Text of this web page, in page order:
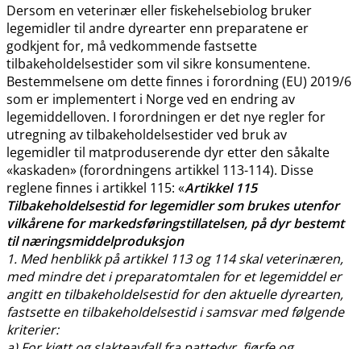
Dersom en veterinær eller fiskehelsebiolog bruker
legemidler til andre dyrearter enn preparatene er
godkjent for, må vedkommende fastsette
tilbakeholdelsestider som vil sikre konsumentene.
Bestemmelsene om dette finnes i forordning (EU) 2019/6
som er implementert i Norge ved en endring av
legemiddelloven. I forordningen er det nye regler for
utregning av tilbakeholdelsestider ved bruk av
legemidler til matproduserende dyr etter den såkalte
«kaskaden» (forordningens artikkel 113-114). Disse
reglene finnes i artikkel 115: «Artikkel 115
Tilbakeholdelsestid for legemidler som brukes utenfor
vilkårene for markedsføringstillatelsen, på dyr bestemt
til næringsmiddelproduksjon
1. Med henblikk på artikkel 113 og 114 skal veterinæren,
med mindre det i preparatomtalen for et legemiddel er
angitt en tilbakeholdelsestid for den aktuelle dyrearten,
fastsette en tilbakeholdelsestid i samsvar med følgende
kriterier: